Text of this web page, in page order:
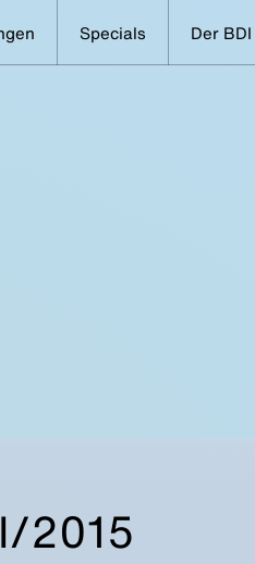
Specials Der BDI
2015